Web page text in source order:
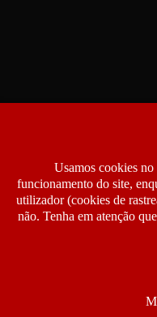
Usamos cookies no
funcionamento do site,
utilizador (cookies de
não. Tenha em atenção